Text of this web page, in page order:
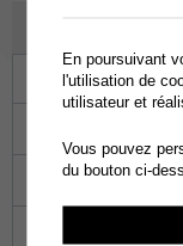
Ma
07
En poursuivant
l'utilisation de
utilisateur et
Vous pouvez
du bouton ci-